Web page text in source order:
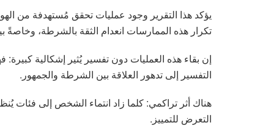
يؤكد هذا التقرير وجود عمليات تحقق مُستهدفة من
تكرار هذه الممارسات انعدام الثقة بالشرطة، وخاصةً
إن بقاء هذه العمليات دون تفسير يُثير إشكالية
التفسير إلى تدهور العلاقة بين الشرطة والجمهور.
هناك أثر تراكمي: كلما زاد انتماء الشخص إلى فئات
التعرض للتمييز.